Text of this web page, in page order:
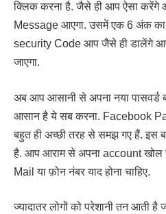
क्लिक करना है. जैसे ही आप ऐसा
Message आएगा. उसमें एक 6 अंक का
security Code आप जैसे ही डालेंगे
जाएगा.
अब आप आसानी से अपना नया पासवर्ड
आसान है ये सब करना. Facebook
बहुत ही अच्छी तरह से समझ गए हैं. इस
है. आप आराम से अपना account
Mail या फ़ोन नंबर याद होना चाहिए.
ज्यादातर लोगों को परेशानी तन आती